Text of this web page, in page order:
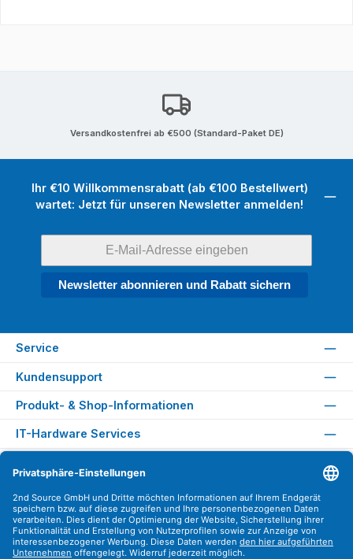
Versandkostenfrei ab €500 (Standard-Paket DE)
Ihr €10 Willkommensrabatt (ab €100 Bestellwert)
wartet: Jetzt für unseren Newsletter anmelden!
Newsletter abonnieren und Rabatt sichern
Service
Kundensupport
Produkt- & Shop-Informationen
IT-Hardware Services
Versandarten
Zahlungsarten
Sicher Einkaufen